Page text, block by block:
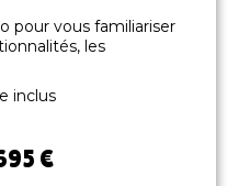
pour vous familiariser
les
inclus
€